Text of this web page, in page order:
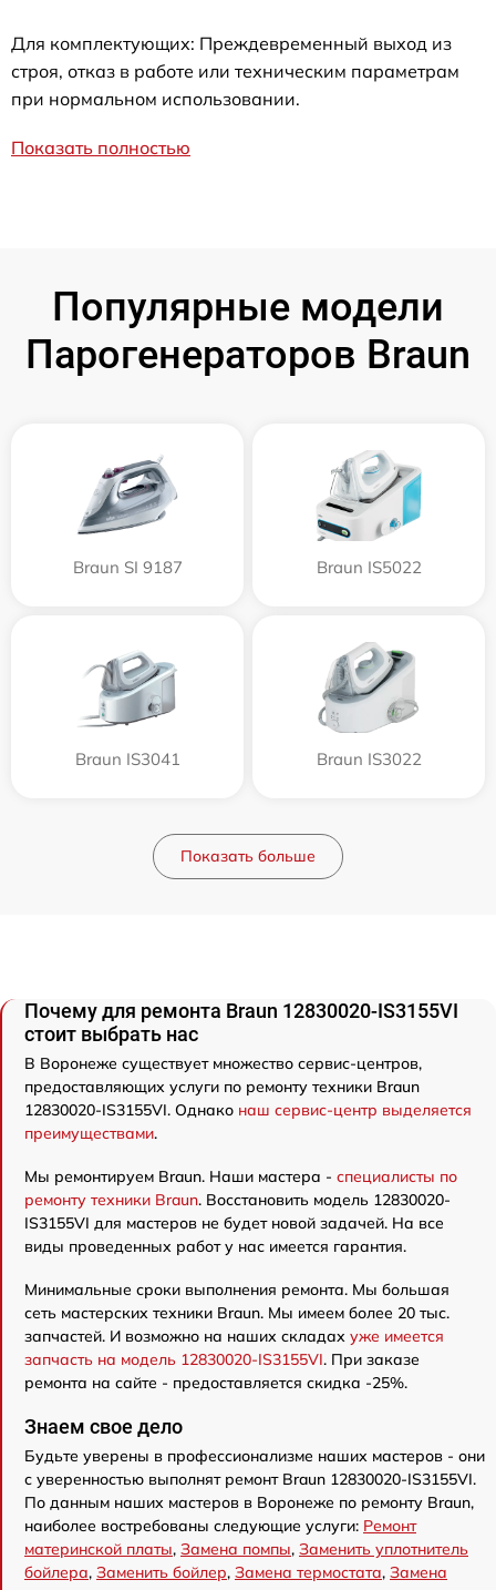
Для комплектующих: Преждевременный выход из
строя, отказ в работе или техническим параметрам
при нормальном использовании.
Показать полностью
Популярные модели
Парогенераторов Braun
Braun SI 9187 Braun IS5022
Braun IS3041 Braun IS3022
Показать больше
Почему для ремонта Braun 12830020-IS3155VI
стоит выбрать нас
В Воронеже существует множество сервис-центров,
предоставляющих услуги по ремонту техники Braun
12830020-IS3155VI. Однако наш сервис-центр выделяется
преимуществами.
Мы ремонтируем Braun. Наши мастера - специалисты по
ремонту техники Braun. Восстановить модель 12830020-
IS3155VI для мастеров не будет новой задачей. На все
виды проведенных работ у нас имеется гарантия.
Минимальные сроки выполнения ремонта. Мы большая
сеть мастерских техники Braun. Мы имеем более 20 тыс.
запчастей. И возможно на наших складах уже имеется
запчасть на модель 12830020-IS3155VI. При заказе
ремонта на сайте - предоставляется скидка -25%.
Знаем свое дело
Будьте уверены в профессионализме наших мастеров - они
с уверенностью выполнят ремонт Braun 12830020-IS3155VI.
По данным наших мастеров в Воронеже по ремонту Braun,
наиболее востребованы следующие услуги: Ремонт
материнской платы, Замена помпы, Заменить уплотнитель
бойлера, Заменить бойлер, Замена термостата, Замена